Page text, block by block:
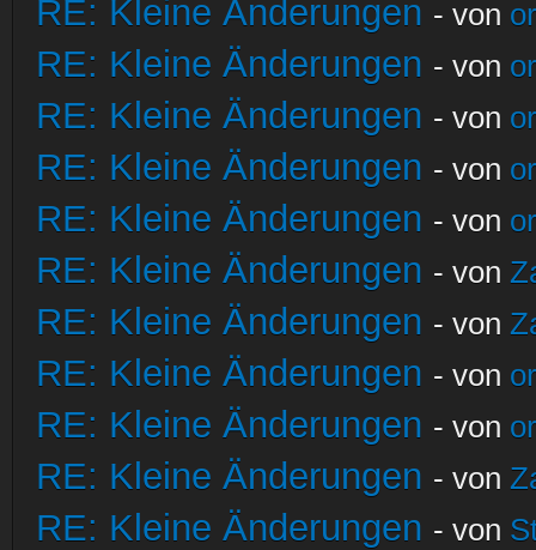
RE: Kleine Änderungen - von
RE: Kleine Änderungen - von
RE: Kleine Änderungen - von
RE: Kleine Änderungen - von
RE: Kleine Änderungen - von
RE: Kleine Änderungen - von
RE: Kleine Änderungen - von
RE: Kleine Änderungen - von
RE: Kleine Änderungen - von
RE: Kleine Änderungen - von
RE: Kleine Änderungen - von